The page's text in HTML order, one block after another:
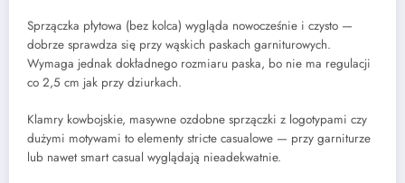
Sprzączka płytowa (bez kolca) wygląda nowocześnie i czysto —
dobrze sprawdza się przy wąskich paskach garniturowych.
Wymaga jednak dokładnego rozmiaru paska, bo nie ma regulacji
co 2,5 cm jak przy dziurkach.
Klamry kowbojskie, masywne ozdobne sprzączki z logotypami czy
dużymi motywami to elementy stricte casualowe — przy garniturze
lub nawet smart casual wyglądają nieadekwatnie.